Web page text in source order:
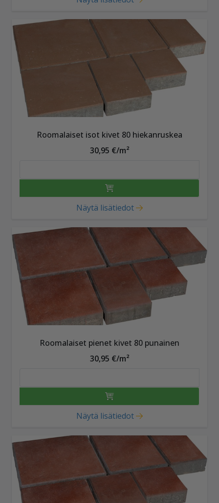
Roomalaiset isot kivet 80 hiekanruskea
30,95 €/m²
Näytä lisätiedot
Roomalaiset pienet kivet 80 punainen
30,95 €/m²
Näytä lisätiedot